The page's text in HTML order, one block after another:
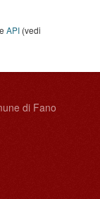
API (vedi
di Fano